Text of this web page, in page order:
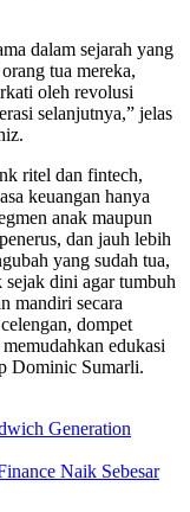
dalam sejarah yang
tua mereka,
oleh revolusi
selanjutnya,” jelas
ritel dan fintech,
keuangan hanya
anak maupun
dan jauh lebih
yang sudah tua,
dini agar tumbuh
mandiri secara
dompet
edukasi
Dominic Sumarli.
Generation
Naik Sebesar